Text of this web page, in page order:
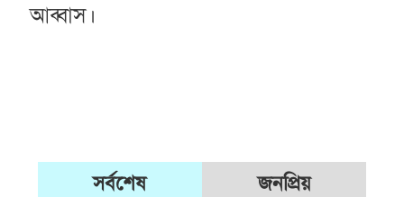
আব্বাস।
সর্বশেষ জনপ্রিয়